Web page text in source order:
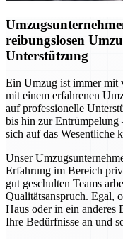
reibungslosen
Unterstützung
Ein Umzug ist immer mit
mit einem erfahrenen
auf professionelle
bis hin zur Entrümpelung
sich auf das Wesentliche
Unser
Erfahrung im Bereich
gut geschulten Teams
Qualitätsanspruch. Egal,
Haus oder in ein anderes
Ihre Bedürfnisse an und